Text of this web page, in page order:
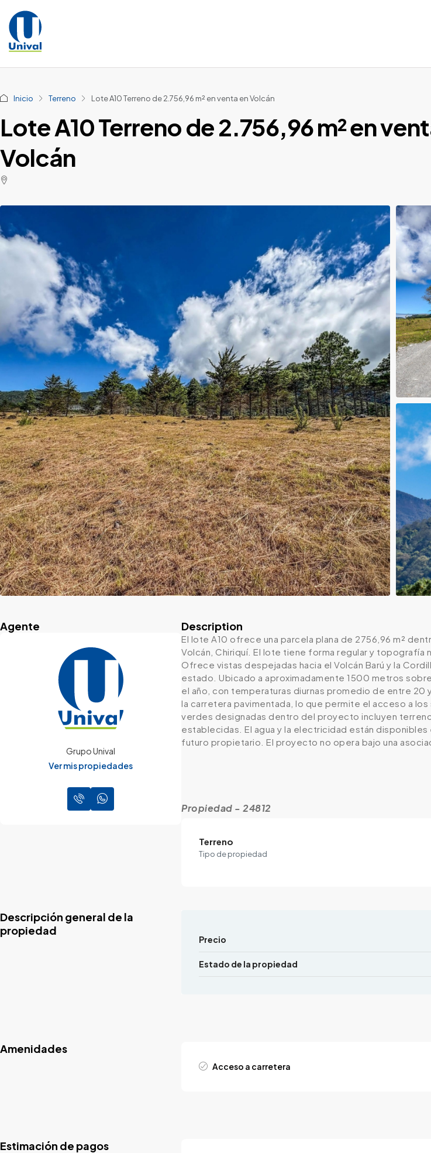
Inicio Terreno Lote A10 Terreno de 2.756,96 m² en venta en Volcán
Lote A10 Terreno de 2.756,96 m² en
Volcán
Agente
Grupo Unival
Ver mis propiedades
Description
El lote A10 ofrece una parcela plana de 2756,96 m²
Volcán, Chiriquí. El lote tiene forma regular y
Ofrece vistas despejadas hacia el Volcán Barú y la
estado. Ubicado a aproximadamente 1500 metros
el año, con temperaturas diurnas promedio de entre 20
la carretera pavimentada, lo que permite el acceso a
verdes designadas dentro del proyecto incluyen
establecidas. El agua y la electricidad están
futuro propietario. El proyecto no opera bajo una
Propiedad - 24812
Terreno
Tipo de propiedad
Descripción general de la
propiedad
Precio
Estado de la propiedad
Amenidades
Acceso a carretera
Estimación de pagos